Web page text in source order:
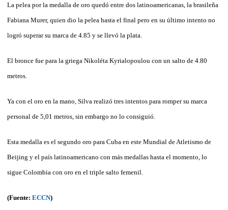
La pelea por la medalla de oro quedó entre dos latinoamericanas, la brasileña
Fabiana Murer, quien dio la pelea hasta el final pero en su último intento no
logró superar su marca de 4.85 y se llevó la plata.
El bronce fue para la griega Nikoléta Kyrialopoulou con un salto de 4.80
metros.
Ya con el oro en la mano, Silva realizó tres intentos para romper su marca
personal de 5,01 metros, sin embargo no lo consiguió.
Esta medalla es el segundo oro para Cuba en este Mundial de Atletismo de
Beijing y el país latinoamericano con más medallas hasta el momento, lo
sigue Colombia con oro en el triple salto femenil.
(Fuente: ECCN)